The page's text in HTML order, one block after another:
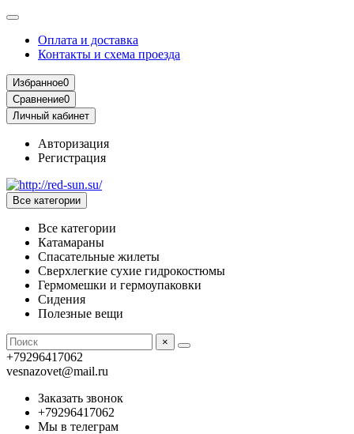
Оплата и доставка
Контакты и схема проезда
Избранное0
Сравнение0
Личный кабинет
Авторизация
Регистрация
Все категории
Все категории
Катамараны
Спасательные жилеты
Сверхлегкие сухие гидрокостюмы
Гермомешки и гермоупаковки
Сидения
Полезные вещи
×
+79296417062
vesnazovet@mail.ru
Заказать звонок
+79296417062
Мы в телеграм